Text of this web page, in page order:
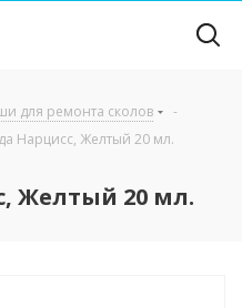
для ремонта сколов
-
Нарцисс, Желтый 20 мл.
Желтый 20 мл.